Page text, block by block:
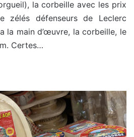
la corbeille avec les prix
zélés défenseurs de Leclerc
la main d’œuvre, la corbeille, le
Certes…